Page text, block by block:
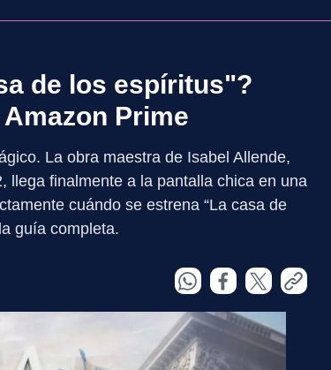
de los espíritus"?
Prime
La obra maestra de Isabel Allende,
llega finalmente a la pantalla chica en una
cuándo se estrena “La casa de
guía completa.